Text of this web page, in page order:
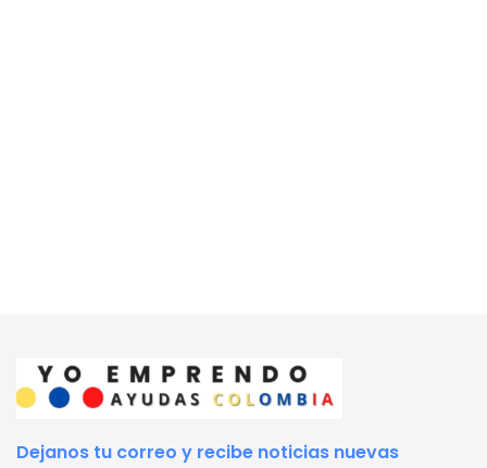
Dejanos tu correo y recibe noticias nuevas